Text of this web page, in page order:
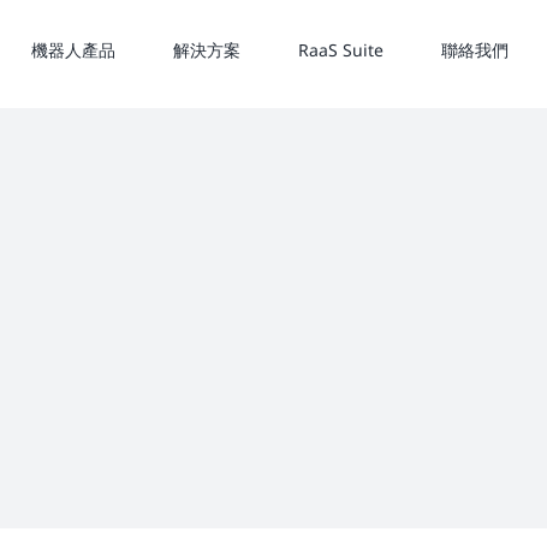
機器人產品 解決方案 RaaS Suite 聯絡我們